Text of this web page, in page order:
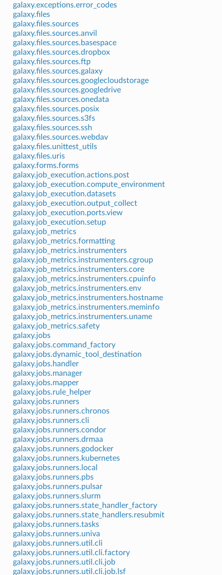
galaxy.exceptions.error_codes
galaxy.files
galaxy.files.sources
galaxy.files.sources.anvil
galaxy.files.sources.basespace
galaxy.files.sources.dropbox
galaxy.files.sources.ftp
galaxy.files.sources.galaxy
galaxy.files.sources.googlecloudstorage
galaxy.files.sources.googledrive
galaxy.files.sources.onedata
galaxy.files.sources.posix
galaxy.files.sources.s3fs
galaxy.files.sources.ssh
galaxy.files.sources.webdav
galaxy.files.unittest_utils
galaxy.files.uris
galaxy.forms.forms
galaxy.job_execution.actions.post
galaxy.job_execution.compute_environment
galaxy.job_execution.datasets
galaxy.job_execution.output_collect
galaxy.job_execution.ports.view
galaxy.job_execution.setup
galaxy.job_metrics
galaxy.job_metrics.formatting
galaxy.job_metrics.instrumenters
galaxy.job_metrics.instrumenters.cgroup
galaxy.job_metrics.instrumenters.core
galaxy.job_metrics.instrumenters.cpuinfo
galaxy.job_metrics.instrumenters.env
galaxy.job_metrics.instrumenters.hostname
galaxy.job_metrics.instrumenters.meminfo
galaxy.job_metrics.instrumenters.uname
galaxy.job_metrics.safety
galaxy.jobs
galaxy.jobs.command_factory
galaxy.jobs.dynamic_tool_destination
galaxy.jobs.handler
galaxy.jobs.manager
galaxy.jobs.mapper
galaxy.jobs.rule_helper
galaxy.jobs.runners
galaxy.jobs.runners.chronos
galaxy.jobs.runners.cli
galaxy.jobs.runners.condor
galaxy.jobs.runners.drmaa
galaxy.jobs.runners.godocker
galaxy.jobs.runners.kubernetes
galaxy.jobs.runners.local
galaxy.jobs.runners.pbs
galaxy.jobs.runners.pulsar
galaxy.jobs.runners.slurm
galaxy.jobs.runners.state_handler_factory
galaxy.jobs.runners.state_handlers.resubmit
galaxy.jobs.runners.tasks
galaxy.jobs.runners.univa
galaxy.jobs.runners.util.cli
galaxy.jobs.runners.util.cli.factory
galaxy.jobs.runners.util.cli.job
galaxy.jobs.runners.util.cli.job.lsf